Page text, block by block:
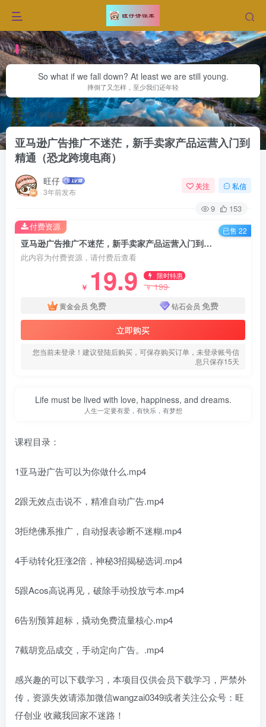
每日金句
So what if we fall down? At least we are still young.
摔倒了又怎样，至少我们还年轻
首页 网赚项目更新 正文
亚马逊广告推广不迷茫，新手卖家产品运营入门到
精通（恐龙跨境电商）
旺仔
3年前发布
关注 私信
9 153
亚马逊广告推广不迷茫，新手卖家产品运营入门到精通（恐龙跨境电商）
此内容为付费资源，请付费后查看
￥ 19.9 限时特惠
￥199
黄金会员 免费 钻石会员 免费
立即购买
您当前未登录！建议登陆后购买，可保存购买订单，未登录账号信
息只保存15天
付费资源 已售 22
Life must be lived with love, happiness, and dreams.
人生一定要有爱，有快乐，有梦想
课程目录：
1亚马逊广告可以为你做什么.mp4
2跟无效点击说不，精准自动广告.mp4
3拒绝佛系推广，自动报表诊断不迷糊.mp4
4手动转化狂涨2倍，神秘3招揭秘选词.mp4
5跟Acos高说再见，破除手动投放亏本.mp4
6告别预算超标，撬动免费流量核心.mp4
7截胡竞品成交，手动定向广告。.mp4
感兴趣的可以下载学习，本项目仅供会员下载学习，严禁外
传，资源失效请添加微信wangzai0349或者关注公众号：旺
仔创业 收藏我回家不迷路！